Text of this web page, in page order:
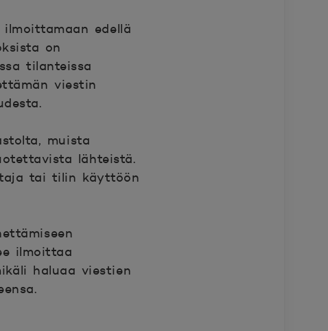
edellä
on
tilanteissa
viestin
muista
lähteistä.
tai tilin käyttöön
ilmoittaa
haluaa viestien